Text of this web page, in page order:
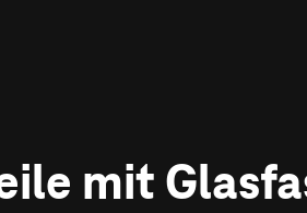
mit